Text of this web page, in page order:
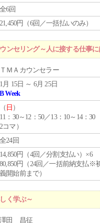
全6回
21,450円（6回／一括払いのみ）
ンセリング～人に接する仕事
ＴＭＡカウンセラー
1月 15日 ～ 6月 25日
B Week
（ 日 ）
11：30～12：50／13：10～14：30
2コマ）
全24回
14,850円（4回／分割支払い）×6
80,850円（24回／一括前納支払※
義開始前まで）
く学ぶ～
澤田 昌征